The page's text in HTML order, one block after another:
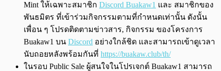
Mint ให้เฉพาะสมาชิก Discord Buakaw1 และ สมาชิกของ
พันธมิตร ที่เข้าร่วมกิจกรรมตามที่กำหนดเท่านั้น ดังนั้น
เพื่อน ๆ โปรดติดตามข่าวสาร, กิจกรรม ของโครงการ
Buakaw1 บน Discord อย่างใกล้ชิด และสามารถเข้าดูเวลา
นับถอยหลังพร้อมกันที่ https://buakaw.club/th/
ในรอบ Public Sale ผู้สนใจในโปรเจกต์ Buakaw1 สามารถ